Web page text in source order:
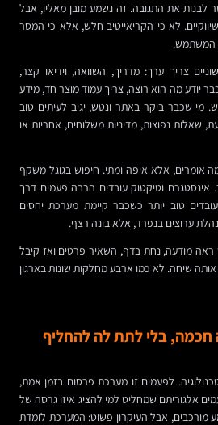
לבנות את התגובה. זה נשמע מובן מאליו, אבל
לא כי הקריאייטיב חלש, אלא כי המסר
המשתמש.
צריך ערך: מדריך, השוואה, וידיאו קצר,
יודע מה הוא רוצה, צריך עמוד מוצר חד, מידע
מי שכבר ביקר באתר ונטש, יגיב לעיתים טוב
שאלות נפוצות, מדיניות משלוחים, אחריות או
אומרים, אלא איפה ומתי. חיפוש בגוגל משקף
אינסטגרם וטיקטוק עובדים הרבה פעמים דרך
עובדים טוב יותר כשכבר קיימת מערכת יחסים
ערוצים בנפרד, אלא בונה רצף.
מודעה, נחת בדף, השאיר פרטים ואז קיבל
שיחה. לא כמו ארבע מחלקות שונות בארגון
חכמה, בלי לתת לה להחליף
לפעמים זו מערכת פרסום בזמן אמת,
אלגוריתם שמחליט למי להציג איזו גרסה של
מורכבים, אבל העיקרון פשוט: המערכת לומדת